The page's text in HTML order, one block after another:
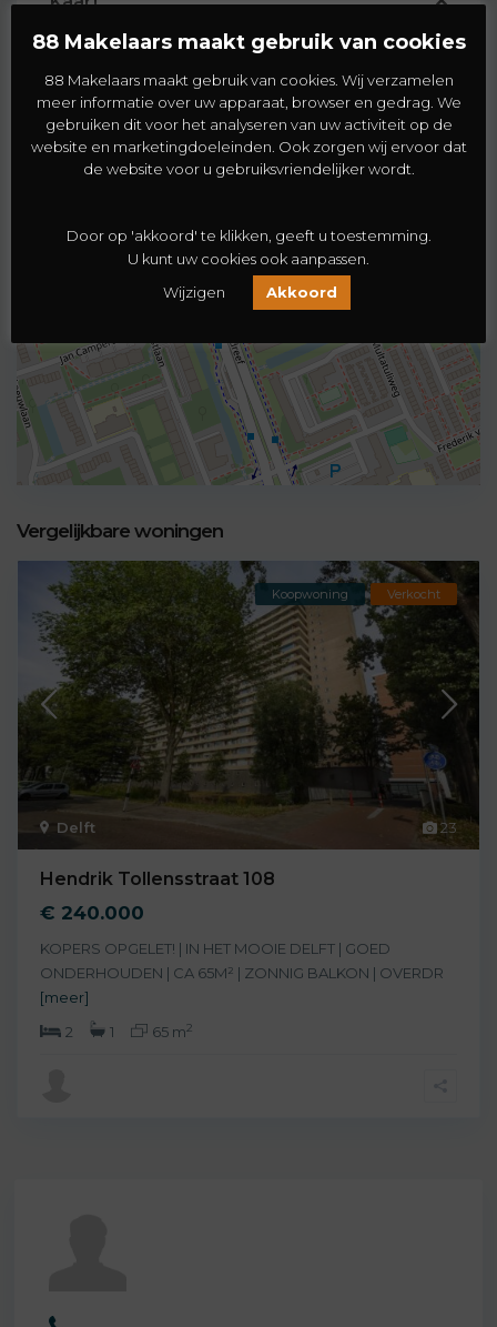
Herman Gorterhof 70
€ 190.000
1 BA 2
Vergelijkbare woningen
23
Delft
Koopwoning Verkocht
Hendrik Tollensstraat 108
€ 240.000
KOPERS OPGELET! | IN HET MOOIE DELFT | GOED
ONDERHOUDEN | CA 65M² | ZONNIG BALKON | OVERDR
[meer]
2
1 65 m2
88 Makelaars maakt gebruik van cookies
88 Makelaars maakt gebruik van cookies. Wij verzamelen
meer informatie over uw apparaat, browser en gedrag. We
gebruiken dit voor het analyseren van uw activiteit op de
website en marketingdoeleinden. Ook zorgen wij ervoor dat
de website voor u gebruiksvriendelijker wordt.
Door op 'akkoord' te klikken, geeft u toestemming.
U kunt uw cookies ook aanpassen.
Wijzigen
Akkoord